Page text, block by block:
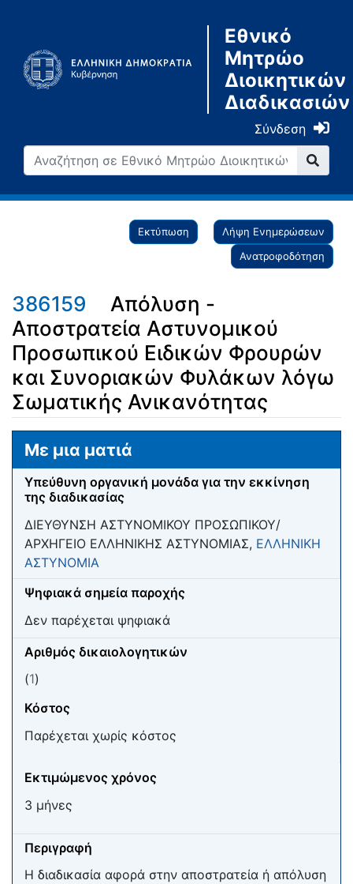
Εθνικό
Μητρώο
Διοικητικών
Διαδικασιών
Σύνδεση
Εκτύπωση
Λήψη Ενημερώσεων
Ανατροφοδότηση
386159
Απόλυση -
Αποστρατεία Αστυνομικού
Προσωπικού Ειδικών Φρουρών
και Συνοριακών Φυλάκων λόγω
Σωματικής Ανικανότητας
Μετάβαση σε: πλοήγηση
Με μια ματιά
Υπεύθυνη οργανική μονάδα για την εκκίνηση
της διαδικασίας
ΔΙΕΥΘΥΝΣΗ ΑΣΤΥΝΟΜΙΚΟΥ ΠΡΟΣΩΠΙΚΟΥ/
ΑΡΧΗΓΕΙΟ ΕΛΛΗΝΙΚΗΣ ΑΣΤΥΝΟΜΙΑΣ, ΕΛΛΗΝΙΚΗ
ΑΣΤΥΝΟΜΙΑ
Ψηφιακά σημεία παροχής
Δεν παρέχεται ψηφιακά
Αριθμός δικαιολογητικών
(1)
Κόστος
Παρέχεται χωρίς κόστος
Εκτιμώμενος χρόνος
3 μήνες
Περιγραφή
Η διαδικασία αφορά στην αποστρατεία ή απόλυση